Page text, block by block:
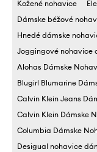
Kožené nohavice
Dámske béžové
Hnedé dámske
Joggingové nohavice
Alohas Dámske
Blugirl Blumarine
Calvin Klein Jeans
Calvin Klein Dámske
Columbia Dámske
Desigual nohavice